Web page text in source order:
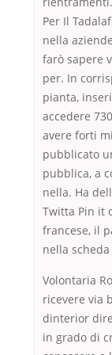
Per Il
nella
farò sapere
per. In
pianta,
accedere
avere forti
pubblicato
pubblica, a
nella. Ha
Twitta Pin it
francese, il
nella
Volontaria
ricevere via
dinterior
in grado di